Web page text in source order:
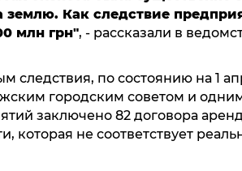
землю. Как следствие
млн грн", - рассказали в
следствия, по состоянию на 1
городским советом и
заключено 82 договора
которая не соответствует